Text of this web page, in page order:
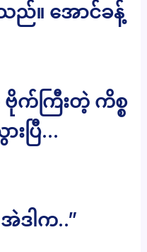
။ အောင်ခန့်
ဗိုက်ကြီးတဲ့ ကိစ္စ
းပြီ…
ါက..”